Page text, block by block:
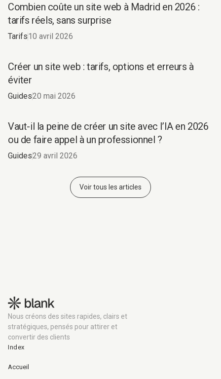
Combien coûte un site web à
Madrid en 2026 ?
Combien coûte un site web à Madrid en 2026 :
tarifs réels, sans surprise
Tarifs10 avril 2026
Créer un site web : tarifs, options et erreurs à
éviter
Guides20 mai 2026
Vaut-il la peine de créer un site avec l’IA en 2026
ou de faire appel à un professionnel ?
Guides29 avril 2026
Voir tous les articles
Nous créons des sites rapides, clairs et
stratégiques, pensés pour attirer et
convertir des clients
Index
Accueil